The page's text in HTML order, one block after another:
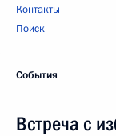
Контакты
Поиск
События
Встреча с